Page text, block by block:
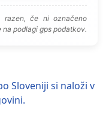
razen, če ni označeno
podlagi gps podatkov.